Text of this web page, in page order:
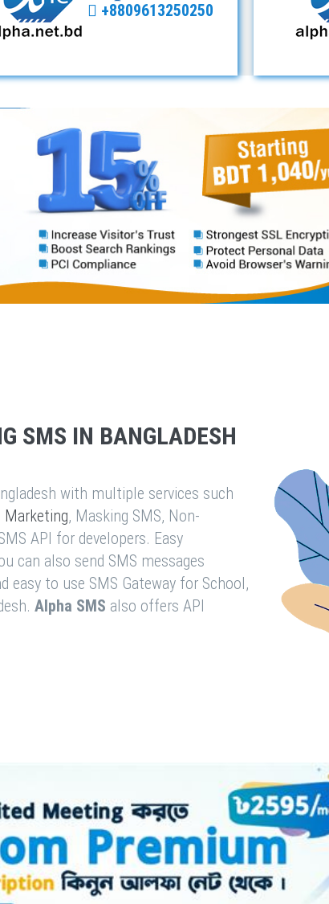
+8809613250250
SMS IN BANGLADESH
with multiple services such
Marketing, Masking SMS, Non-
API for developers. Easy
can also send SMS messages
easy to use SMS Gateway for School,
Alpha SMS also offers API